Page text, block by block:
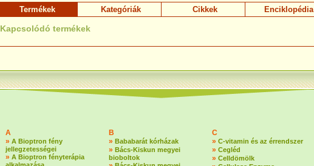
Termékek Kategóriák Cikkek Enciklopédia
Kapcsolódó termékek
A
» A Bioptron fény
jellegzetességei
» A Bioptron fényterápia
B
» Bababarát kórházak
» Bács-Kiskun megyei
bioboltok
C
» C-vitamin és az érrendszer
» Cegléd
» Celldömölk